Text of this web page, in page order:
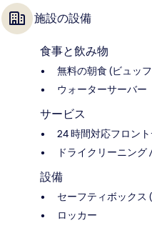
施設の設備
食事と飲み物
無料の朝食 (ビュッ
ウォーターサーバー
サービス
24 時間対応フロン
ドライクリーニン
設備
セーフティボックス
ロッカー